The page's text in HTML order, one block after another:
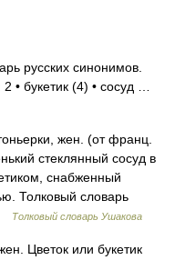
русских синонимов.
• букетик (4) • сосуд …
жен. (от франц.
стеклянный сосуд в
снабженный
Толковый словарь
Толковый словарь Ушакова
Цветок или букетик